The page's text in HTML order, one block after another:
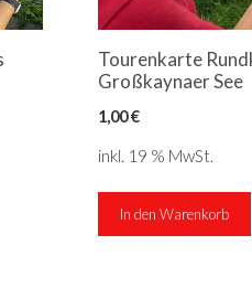
Tourenkarte
Großkaynaer See
1,00€
inkl. 19 % MwSt.
In den Warenkorb